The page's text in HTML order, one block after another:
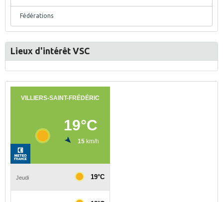
Fédérations
Lieux d'intérêt VSC